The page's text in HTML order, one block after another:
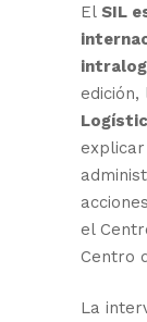
El SIL
edición,
el
Centro
La